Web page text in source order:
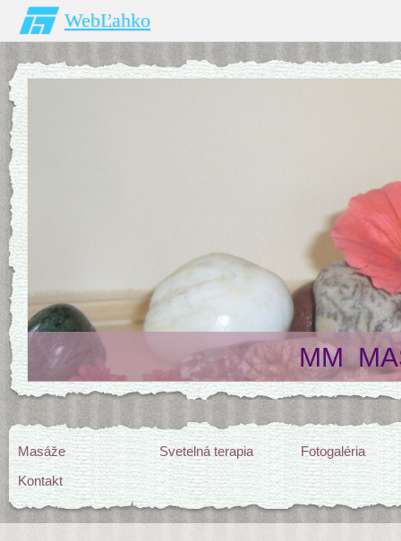
WebĽahko
MM
Masáže Svetelná terapia
Fotogaléria
Kontakt